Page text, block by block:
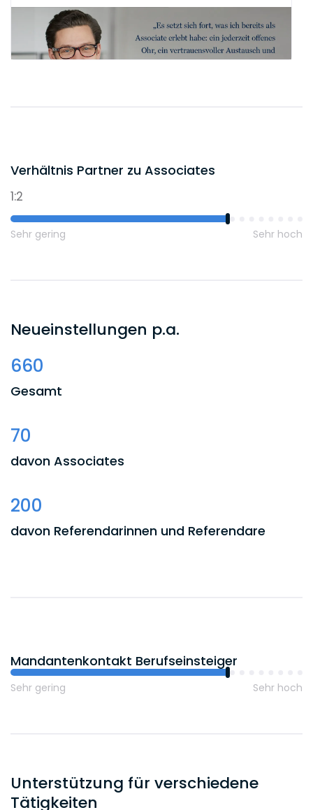
Verhältnis Partner zu Associates
1:2
Sehr gering Sehr hoch
Neueinstellungen p.a.
660
Gesamt
70
davon Associates
200
davon Referendarinnen und Referendare
120
davon Praktikantinnen und Praktikanten
Mandantenkontakt Berufseinsteiger
Sehr gering Sehr hoch
Unterstützung für verschiedene
Tätigkeiten